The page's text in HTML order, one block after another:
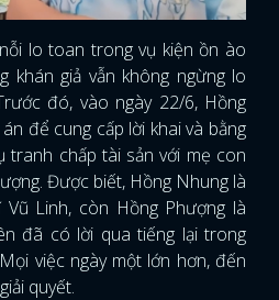
lo toan trong vụ kiện ồn ào
khán giả vẫn không ngừng lo
đó, vào ngày 22/6, Hồng
để cung cấp lời khai và bằng
tranh chấp tài sản với mẹ con
Được biết, Hồng Nhung là
Linh, còn Hồng Phượng là
đã có lời qua tiếng lại trong
việc ngày một lớn hơn, đến
quyết.